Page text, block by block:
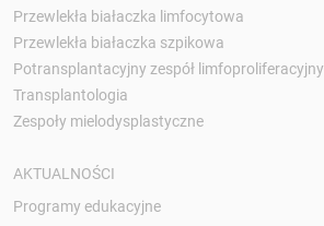
Przewlekła białaczka limfocytowa
Przewlekła białaczka szpikowa
Potransplantacyjny zespół limfoproliferacyjny
Transplantologia
Zespoły mielodysplastyczne
AKTUALNOŚCI
Programy edukacyjne